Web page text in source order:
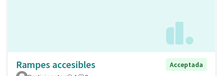
Rampes accesibles
Acceptada